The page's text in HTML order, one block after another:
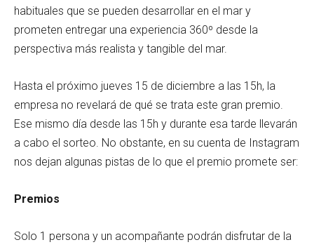
habituales que se pueden desarrollar en el mar y
prometen entregar una experiencia 360º desde la
perspectiva más realista y tangible del mar.
Hasta el próximo jueves 15 de diciembre a las 15h, la
empresa no revelará de qué se trata este gran premio.
Ese mismo día desde las 15h y durante esa tarde llevarán
a cabo el sorteo. No obstante, en su cuenta de Instagram
nos dejan algunas pistas de lo que el premio promete ser:
Premios
Solo 1 persona y un acompañante podrán disfrutar de la